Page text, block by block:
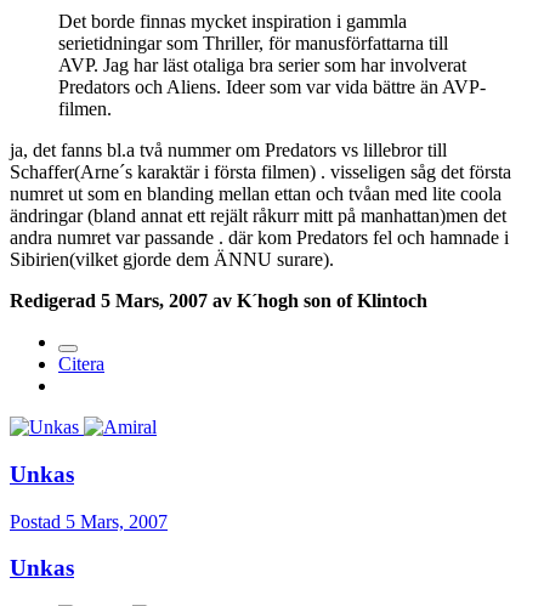
Det borde finnas mycket inspiration i gammla
serietidningar som Thriller, för manusförfattarna till
AVP. Jag har läst otaliga bra serier som har involverat
Predators och Aliens. Ideer som var vida bättre än AVP-
filmen.
ja, det fanns bl.a två nummer om Predators vs lillebror till
Schaffer(Arne´s karaktär i första filmen) . visseligen såg det första
numret ut som en blanding mellan ettan och tvåan med lite coola
ändringar (bland annat ett rejält råkurr mitt på manhattan)men det
andra numret var passande . där kom Predators fel och hamnade i
Sibirien(vilket gjorde dem ÄNNU surare).
Redigerad 5 Mars, 2007 av K´hogh son of Klintoch
Citera
Unkas
Postad 5 Mars, 2007
Unkas